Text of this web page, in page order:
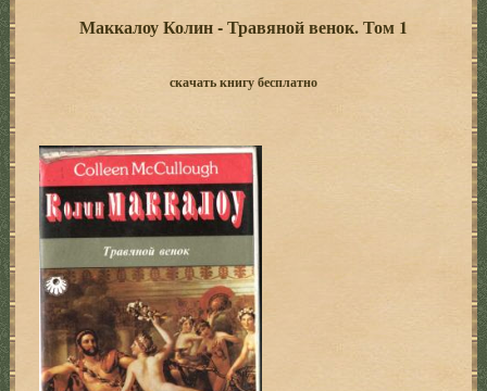
Маккалоу Колин - Травяной венок. Том 1
скачать книгу бесплатно